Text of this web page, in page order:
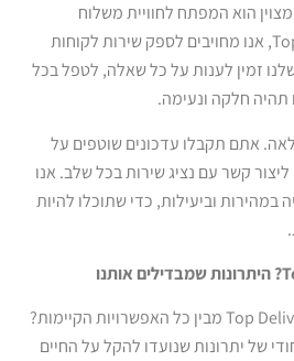
הוא המפתח לחוויית משלוח
מושלמת. לכן, ב-Top Delivery, אנו מחויבים לספק שירות לקוחות
זמין לענות על כל שאלה, לטפל בכל
תהיה חלקה ונעימה.
אתם תקבלו עדכונים שוטפים על
קשר עם נציג שירות בכל שלב. אנו
במהירות וביעילות, כדי שתוכלו להיות
היתרונות שמבדילים אותנו
אז למה בעצם לבחור ב- Top Delivery מבין כל האפשרויות הקיימות?
של יתרונות שנועדו להקל על החיים